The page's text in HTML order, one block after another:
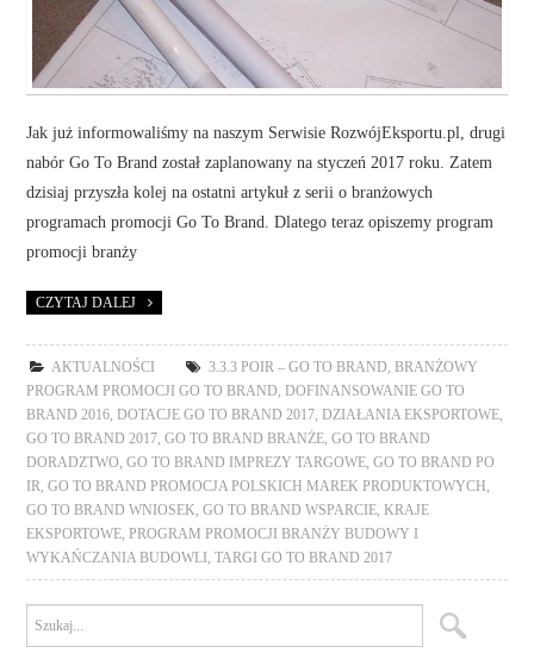
Jak już informowaliśmy na naszym Serwisie RozwójEksportu.pl, drugi
nabór Go To Brand został zaplanowany na styczeń 2017 roku. Zatem
dzisiaj przyszła kolej na ostatni artykuł z serii o branżowych
programach promocji Go To Brand. Dlatego teraz opiszemy program
promocji branży
CZYTAJ DALEJ
AKTUALNOŚCI 3.3.3 POIR – GO TO BRAND ,BRANŻOWY
PROGRAM PROMOCJI GO TO BRAND ,DOFINANSOWANIE GO TO
BRAND 2016 ,DOTACJE GO TO BRAND 2017 ,DZIAŁANIA EKSPORTOWE
GO TO BRAND 2017 ,GO TO BRAND BRANŻE ,GO TO BRAND
DORADZTWO ,GO TO BRAND IMPREZY TARGOWE ,GO TO BRAND PO
IR ,GO TO BRAND PROMOCJA POLSKICH MAREK PRODUKTOWYCH
GO TO BRAND WNIOSEK ,GO TO BRAND WSPARCIE ,KRAJE
EKSPORTOWE ,PROGRAM PROMOCJI BRANŻY BUDOWY I
WYKAŃCZANIA BUDOWLI
,TARGI GO TO BRAND 2017